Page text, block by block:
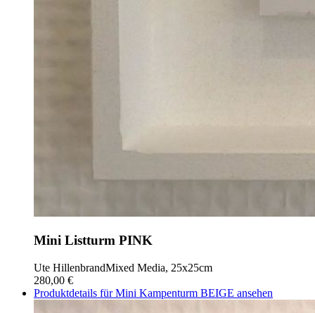
Mini Listturm PINK
Ute HillenbrandMixed Media, 25x25cm
280,00 €
Produktdetails für Mini Kampenturm BEIGE ansehen